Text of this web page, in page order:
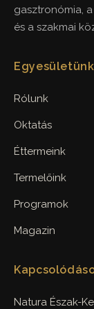
gasztronómia,
és a szakmai
Egyesületünk
Rólunk
Oktatás
Éttermeink
Termelőink
Programok
Magazin
Natura Észak-